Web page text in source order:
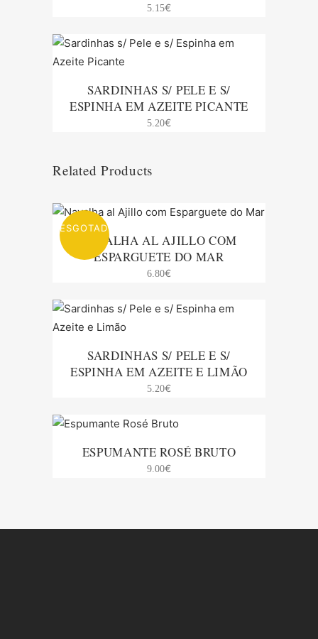
5.15€
SARDINHAS S/ PELE E S/
ESPINHA EM AZEITE PICANTE
5.20€
Related Products
ESGOTADO
NAVALHA AL AJILLO COM
ESPARGUETE DO MAR
6.80€
SARDINHAS S/ PELE E S/
ESPINHA EM AZEITE E LIMÃO
5.20€
ESPUMANTE ROSÉ BRUTO
9.00€